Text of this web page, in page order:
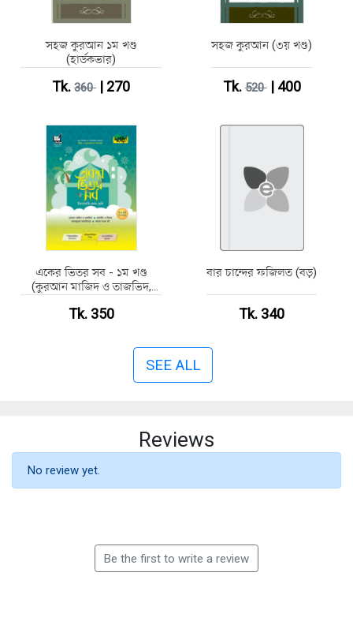
সহজ কুরআন ১ম খণ্ড
(হার্ডকভার)
Tk.360| 270
সহজ কুরআন (৩য় খণ্ড)
Tk.520| 400
একের ভিতর সব - ১ম খণ্ড
(কুরআন মাজিদ ও তাজভিদ,
আরাবিয়্যাহ এবং আমার বাংলা
Tk. 350
বার চান্দের ফজিলত (বড়)
Tk. 340
SEE ALL
Reviews
No review yet.
Be the first to write a review